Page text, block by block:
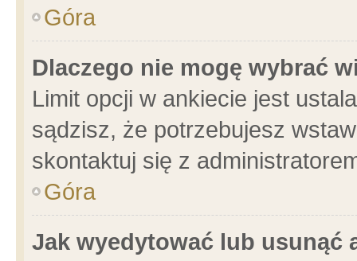
Góra
Dlaczego nie mogę wybrać
Limit opcji w ankiecie jest
sądzisz, że potrzebujesz
skontaktuj się z
Góra
Jak wyedytować lub usunąć